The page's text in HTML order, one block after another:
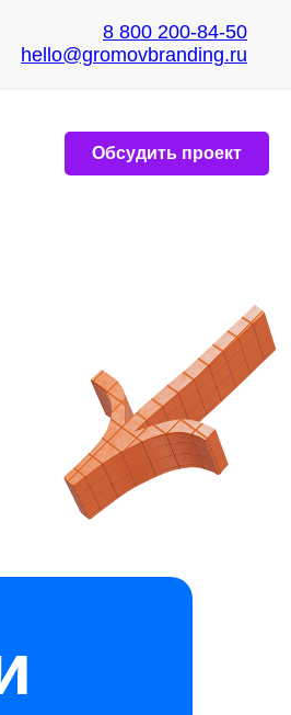
8 800 200-84-50
hello@gromovbranding.ru
Обсудить проект